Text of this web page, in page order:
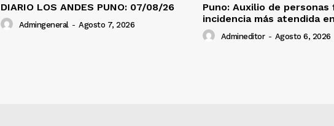
DIARIO LOS ANDES PUNO: 07/08/26
Admingeneral - Agosto 7, 2026
Puno: Auxilio de personas
incidencia más atendida
Admineditor - Agosto 6, 2026